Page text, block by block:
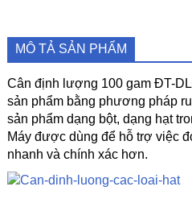
MÔ TẢ SẢN PHẨM
Cân định lượng 100 gam ĐT-
sản phẩm bằng phương pháp
sản phẩm dạng bột, dạng hạt
Máy được dùng để hỗ trợ việc
nhanh và chính xác hơn.